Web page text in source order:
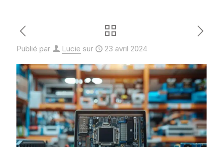
Publié par Lucie sur 23 avril 2024